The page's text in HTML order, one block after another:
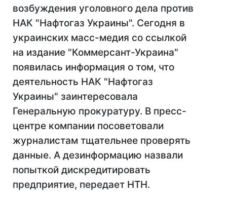
возбуждения уголовного дела против
НАК "Нафтогаз Украины". Сегодня в
украинских масс-медия со ссылкой
на издание "Коммерсант-Украина"
появилась информация о том, что
деятельность НАК "Нафтогаз
Украины" заинтересовала
Генеральную прокуратуру. В пресс-
центре компании посоветовали
журналистам тщательнее проверять
данные. А дезинформацию назвали
попыткой дискредитировать
предприятие, передает НТН.